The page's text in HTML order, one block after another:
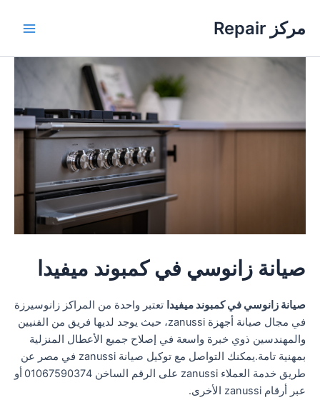
المحتوى
مركز Repair
صيانة زانوسي في كمبوند ميفيدا
صيانة زانوسي في كمبوند ميفيدا تعتبر واحدة من المراكز زانوسيرزة
في مجال صيانة أجهزة zanussi، حيث يوجد لديها فريق من الفنيين
والمهندسين ذوي خبرة واسعة في إصلاح جميع الأعطال المنزلية
بمهنية تامة.يمكنك التواصل مع توكيل صيانة zanussi في مصر عن
طريق خدمة العملاء zanussi على الرقم الساخن 01067590374
أو
عبر أرقام zanussi الأخرى.